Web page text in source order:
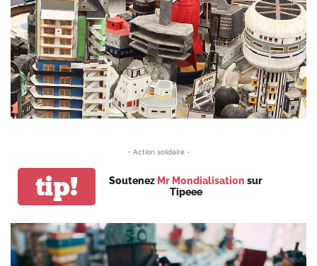
- Action solidaire -
tip! Soutenez Mr Mondialisation sur
Tipeee